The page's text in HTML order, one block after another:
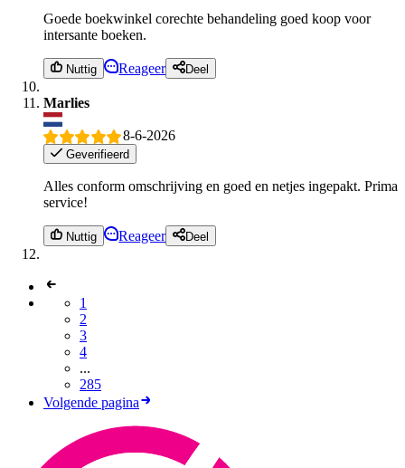
Goede boekwinkel corechte behandeling goed koop voor
intersante boeken.
Nuttig Reageer Deel
Marlies
8-6-2026
Geverifieerd
Alles conform omschrijving en goed en netjes ingepakt. Prima
service!
Nuttig Reageer Deel
1
2
3
4
...
285
Volgende pagina